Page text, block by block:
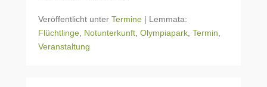
Veröffentlicht unter Termine | Lemmata:
Flüchtlinge Notunterkunft Olympiapark Termin
Veranstaltung